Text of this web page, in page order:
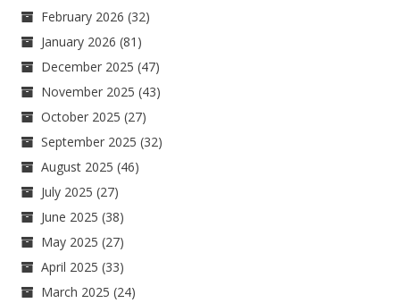
February 2026 (32)
January 2026 (81)
December 2025 (47)
November 2025 (43)
October 2025 (27)
September 2025 (32)
August 2025 (46)
July 2025 (27)
June 2025 (38)
May 2025 (27)
April 2025 (33)
March 2025 (24)